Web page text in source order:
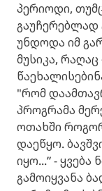
პერიოდი,
უნდოდა იმ
მუსიკა,
"რომ
პროგრამა
ოთახში
დაეწყო.
იყო...” - ყვება
გამოიყვანა